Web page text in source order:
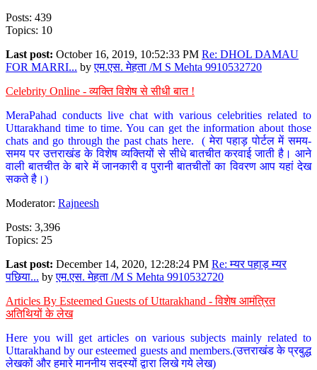
Posts: 439
Topics: 10
Last post: October 16, 2019, 10:52:33 PM Re: DHOL DAMAU
FOR MARRI... byएम.एस. मेहता /M S Mehta 9910532720
Celebrity Online - व्यक्ति विशेष से सीधी बात !
MeraPahad conducts live chat with various celebrities related to
Uttarakhand time to time. You can get the information about those
chats and go through the past chats here. ( मेरा पहाड़ पोर्टल में समय-
समय पर उत्तराखंड के विशेष व्यक्तियों से सीधे बातचीत करवाई जाती है। आने
वाली बातचीत के बारे में जानकारी व पुरानी बातचीतों का विवरण आप यहां देख
सकते है।)
Moderator: Rajneesh
Posts: 3,396
Topics: 25
Last post: December 14, 2020, 12:28:24 PM Re: म्यर पहाड़ म्यर
पछिया... byएम.एस. मेहता /M S Mehta 9910532720
Articles By Esteemed Guests of Uttarakhand - विशेष आमंत्रित
अतिथियों के लेख
Here you will get articles on various subjects mainly related to
Uttarakhand by our esteemed guests and members.(उत्तराखंड के प्रबुद्ध
लेखकों और हमारे माननीय सदस्यों द्वारा लिखे गये लेख)